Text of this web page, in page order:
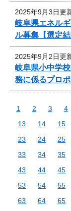
2025年9月3日更
岐阜県エネル
ル募集【選定結
2025年9月2日更
岐阜県小中学
務に係るプロ
1 2 3 4
13
14 15
23
24 25
33
34 35
43
44 45
53
54 55
63
64 65